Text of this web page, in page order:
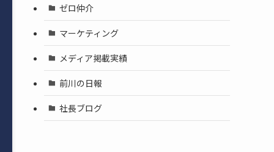
ゼロ仲介
マーケティング
メディア掲載実績
前川の日報
社長ブログ